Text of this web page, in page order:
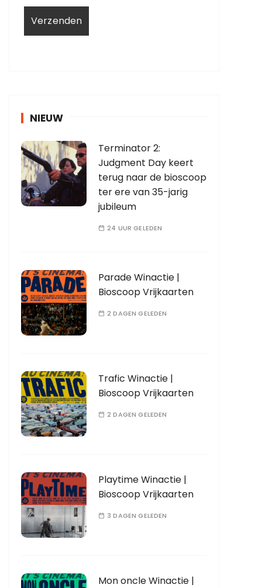
NIEUW
Terminator 2:
Judgment Day keert
terug naar de bioscoop
ter ere van 35-jarig
jubileum
24 UUR GELEDEN
Parade Winactie |
Bioscoop Vrijkaarten
2 DAGEN GELEDEN
Trafic Winactie |
Bioscoop Vrijkaarten
2 DAGEN GELEDEN
Playtime Winactie |
Bioscoop Vrijkaarten
3 DAGEN GELEDEN
Mon oncle Winactie |